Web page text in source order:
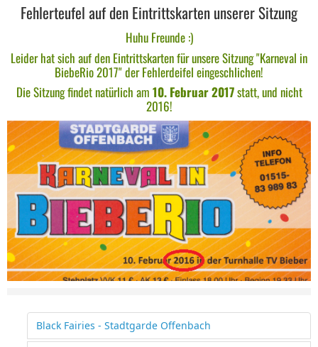
Fehlerteufel auf den Eintrittskarten unserer Sitzung
Huhu Freunde :)
Leider hat sich auf den Eintrittskarten für unsere Sitzung "Karneval in
BiebeRio 2017" der Fehlerdeifel eingeschlichen!
Die Sitzung findet natürlich am 10. Februar 2017statt, und nicht
2016!
Black Fairies - Stadtgarde Offenbach